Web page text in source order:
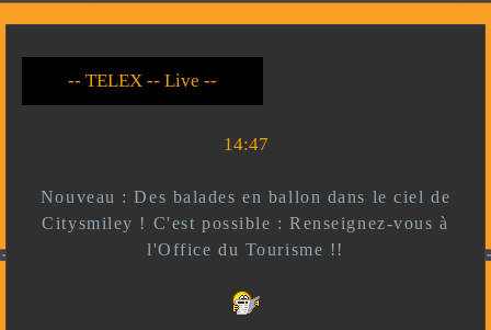
-- Live --- TELEX --
-- *)^^(* --
14:47
Nouveau : Des balades en ballon dans le ciel de
Citysmiley ! C'est possible : Renseignez-vous à
l'Office du Tourisme !!